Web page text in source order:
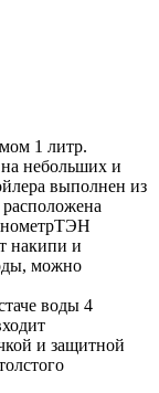
1 литр.
небольших и
выполнен из
накипи и
можно
воды 4
и защитной